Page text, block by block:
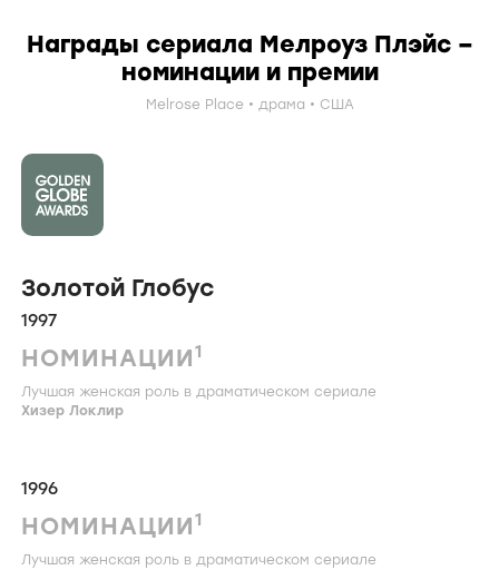
Награды сериала Мелроуз Плэйс –
номинации и премии
Melrose Place драма США
Золотой Глобус
1997
НОМИНАЦИИ1
Лучшая женская роль в драматическом сериале
Хизер Локлир
1996
НОМИНАЦИИ1
Лучшая женская роль в драматическом сериале